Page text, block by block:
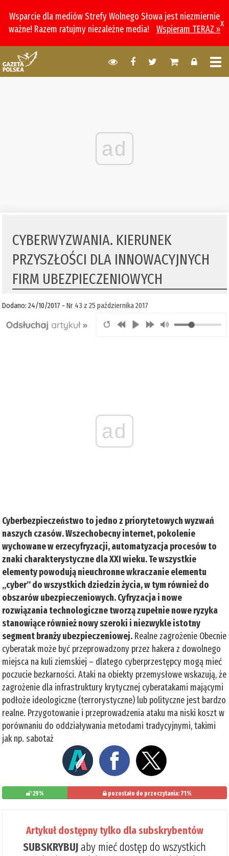
Wsparcie dla mediów Strefy Wolnego Słowa jest niezmiernie
ważne! Razem ratujmy niezależne media!
Wspieram TERAZ »
x
ad
CYBERWYZWANIA. KIERUNEK
PRZYSZŁOŚCI DLA INNOWACYJNYCH
FIRM UBEZPIECZENIOWYCH
Dodano: 24/10/2017 -Nr 43 z 25 października 2017
ad
Cyberbezpieczeństwo to jedno z priorytetowych wyzwań
naszych czasów. Wszechobecny internet, pokolenie
wychowane w erzecyfryzacji, automatyzacja procesów to
znaki charakterystyczne dla XXI wieku. Te wszystkie
elementy powodują nieuchronne wkraczanie elementu
„cyber” do wszystkich dziedzin życia, w tym również do
obszarów ubezpieczeniowych. Cyfryzacja i nowe
rozwiązania technologiczne tworzą zupełnie nowe ryzyka
stanowiące również nowy szeroki i niezwykle istotny
segment branży ubezpieczeniowej. Realne zagrożenie Obecnie
cyberatak może być przeprowadzony przez hakera z dowolnego
miejsca na kuli ziemskiej – dlatego cyberprzestępcy mogą mieć
poczucie bezkarności. Ataki na obiekty przemysłowe wskazują, że
zagrożenie dla infrastruktury krytycznej cyberatakami mającymi
podłoże ideologiczne (terrorystyczne) lub polityczne jest bardzo
realne. Przygotowanie i przeprowadzenia ataku ma niski koszt w
porównaniu do oddziaływania metodami tradycyjnymi, takimi
jak np. sabotaż
29% pozostało do przeczytania: 71%
Artykuł dostępny tylko dla subskrybentów
SUBSKRYBUJaby mieć dostęp do wszystkich